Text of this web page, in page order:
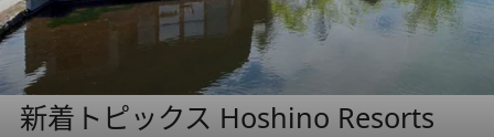
新着トピックス Hoshino Resorts